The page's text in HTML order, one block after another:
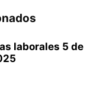
laborales 5 de